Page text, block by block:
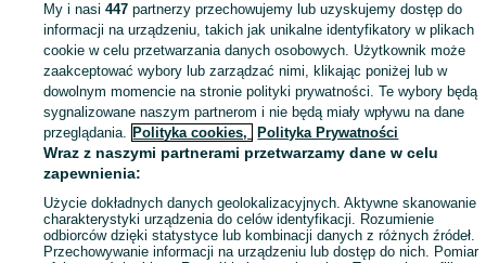
Mapa kategorii
Mapa miejscowości
Mapa ministron
Popularne wyszukiwania
My i nasi447 partnerzy przechowujemy lub uzyskujemy dostęp do
informacji na urządzeniu, takich jak unikalne identyfikatory w plikach
cookie w celu przetwarzania danych osobowych. Użytkownik może
zaakceptować wybory lub zarządzać nimi, klikając poniżej lub w
dowolnym momencie na stronie polityki prywatności. Te wybory będą
sygnalizowane naszym partnerom i nie będą miały wpływu na dane
przeglądania. Polityka cookies, Polityka Prywatności
Wraz z naszymi partnerami przetwarzamy dane w celu
zapewnienia:
Użycie dokładnych danych geolokalizacyjnych. Aktywne skanowanie
charakterystyki urządzenia do celów identyfikacji. Rozumienie
odbiorców dzięki statystyce lub kombinacji danych z różnych źródeł.
Przechowywanie informacji na urządzeniu lub dostęp do nich. Pomiar